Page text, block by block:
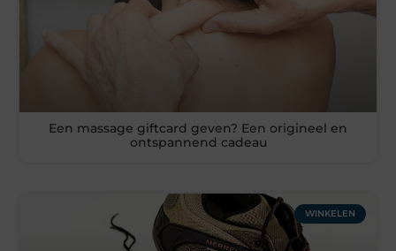
Een massage giftcard geven? Een origineel en
ontspannend cadeau
WINKELEN